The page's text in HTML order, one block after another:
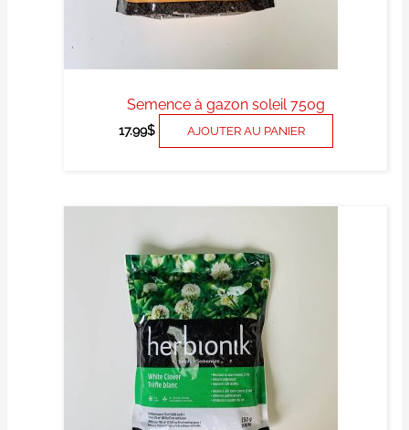
Semence à gazon soleil 750g
17.99$ AJOUTER AU PANIER